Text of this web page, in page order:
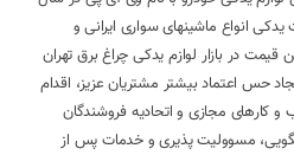
یدکی انواع ماشینهای سواری ایرانی و
قیمت در بازار لوازم یدکی چراغ برق تهران
حس اعتماد بیشتر مشتریان عزیز، اقدام
کارهای مجازی و اتحادیه فروشندگان
مسوولیت پذیری و خدمات پس از